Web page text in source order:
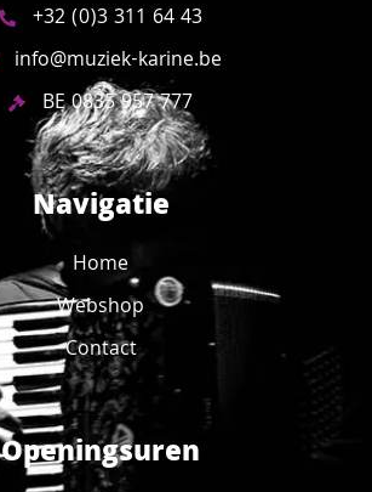
+32 (0)3 311 64 43
info@muziek-karine.be
BE 0835 957 777
Navigatie
Home
Webshop
Contact
Openingsuren